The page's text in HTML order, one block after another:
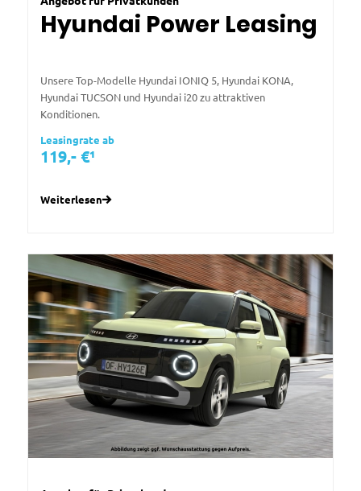
Hyundai Power Leasing
Unsere Top-Modelle Hyundai IONIQ 5, Hyundai KONA,
Hyundai TUCSON und Hyundai i20 zu attraktiven
Konditionen.
Leasingrate ab
119,- €¹
Weiterlesen